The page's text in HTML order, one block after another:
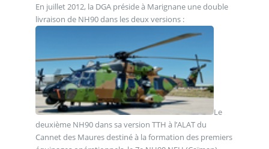
En juillet 2012, la DGA préside à Marignane une double
livraison de NH90 dans les deux versions :
Le
deuxième NH90 dans sa version TTH à l’ALAT du
Cannet des Maures destiné à la formation des premiers